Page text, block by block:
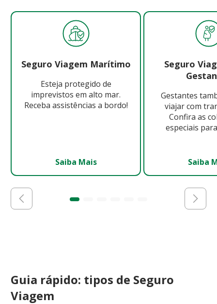
Seguro Viagem Marítimo
Esteja protegido de
imprevistos em alto mar.
Receba assistências a bordo!
Saiba Mais
Seguro
Gestantes
viajar com
Confira as
especiais
Saiba
Guia rápido: tipos de Seguro
Viagem